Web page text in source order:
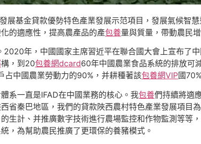
展基金貸款優勢特色產業發展示范項目，發展氣候智
的適應性，提高農產品的產包養量與質量，帶動農民增
年，中國國家主席習近平在聯合國大會上宣布了
構，到20包養網dcard60年中國農業食品系統的排放可
占中國農業勞動力的90%，并耕種著該包養網VIP國
系一直是IFAD在中國業務的核心。我包養們持續將適
省秦巴地區，我們的貸款陜西農村特色產業發展項目
生計、并推廣數字技術進行農場監控和作物監測等等
，為幫助農民推廣了更環保的養豬模式。